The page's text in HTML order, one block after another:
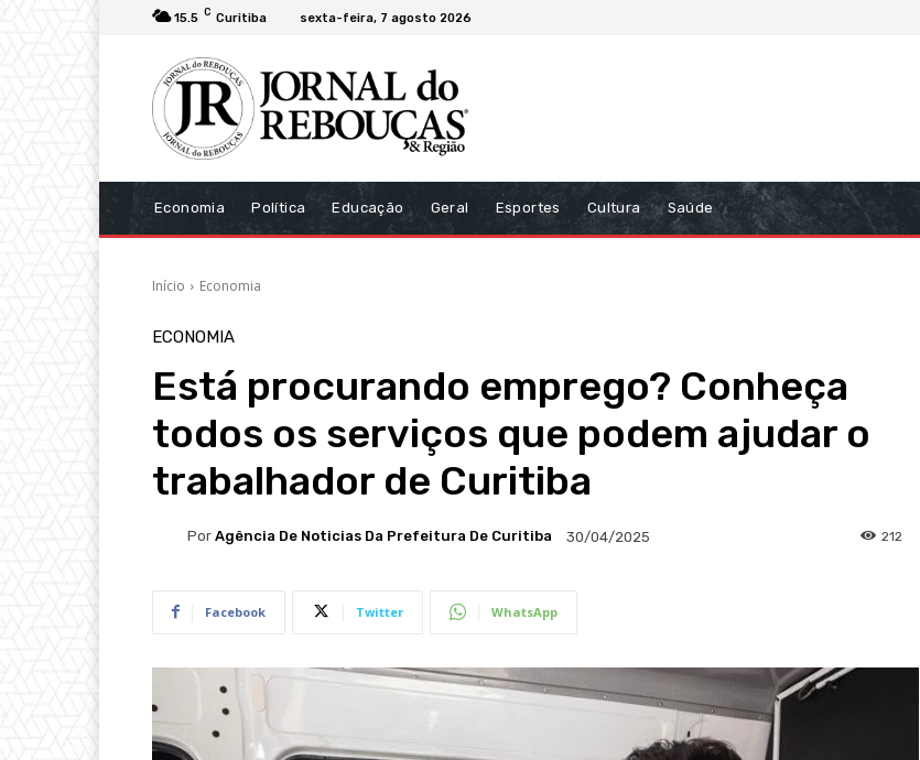
15.5 C Curitiba sexta-feira, 7 agosto 2026
Economia Política Educação Geral Esportes Cultura Saúde
Início Economia
ECONOMIA
Está procurando emprego? Conheça
todos os serviços que podem ajudar o
trabalhador de Curitiba
Por Agência De Noticias Da Prefeitura De Curitiba 30/04/2025 212
Facebook Twitter WhatsApp